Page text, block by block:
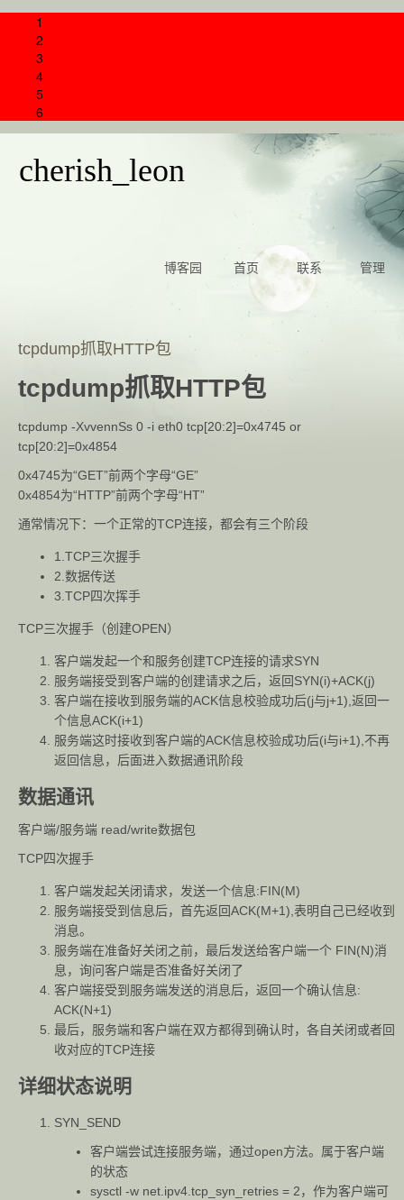
1
2
3
4
5
6
cherish_leon
博客园 首页 联系 管理
tcpdump抓取HTTP包
tcpdump抓取HTTP包
tcpdump -XvvennSs 0 -i eth0 tcp[20:2]=0x4745 or
tcp[20:2]=0x4854
0x4745为“GET”前两个字母“GE”
0x4854为“HTTP”前两个字母“HT”
通常情况下：一个正常的TCP连接，都会有三个阶段
1.TCP三次握手
2.数据传送
3.TCP四次挥手
TCP三次握手（创建OPEN）
客户端发起一个和服务创建TCP连接的请求SYN
服务端接受到客户端的创建请求之后，返回SYN(i)+ACK(j)
客户端在接收到服务端的ACK信息校验成功后(j与j+1),返回一
个信息ACK(i+1)
服务端这时接收到客户端的ACK信息校验成功后(i与i+1),不再
返回信息，后面进入数据通讯阶段
数据通讯
客户端/服务端 read/write数据包
TCP四次握手
客户端发起关闭请求，发送一个信息:FIN(M)
服务端接受到信息后，首先返回ACK(M+1),表明自己已经收到
消息。
服务端在准备好关闭之前，最后发送给客户端一个 FIN(N)消
息，询问客户端是否准备好关闭了
客户端接受到服务端发送的消息后，返回一个确认信息:
ACK(N+1)
最后，服务端和客户端在双方都得到确认时，各自关闭或者回
收对应的TCP连接
详细状态说明
SYN_SEND
客户端尝试连接服务端，通过open方法。属于客户端
的状态
sysctl -w net.ipv4.tcp_syn_retries = 2，作为客户端可